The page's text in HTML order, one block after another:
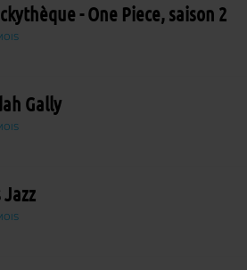
- One Piece, saison 2
Gally